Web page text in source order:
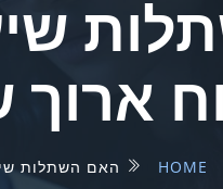
ארוך
HOME האם השתלות